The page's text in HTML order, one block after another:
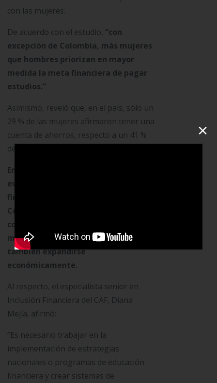
con las mujeres.
De acuerdo con el estudio, “con
excepción de Colombia, más mujeres
que hombres priorizan en mayor
medida la meta financiera de pagar
estudios.”
Asimismo, reveló que, en el país, sólo un
29 % de las mujeres afirmaron tener una
cuenta de ahorros, respecto a un 41 %
de hombres.
En este orden de ideas, se hace
evidente la necesidad de educación
financiera para las mujeres, tanto en
Colombia como en América Latina,
con el fin de que no solo puedan tener
mayor participación financiera, sino
también expandirse
económicamente.
Al respecto, el especialista senior en
Inclusión Financiera del CAF, Diana
Mejía, afirmó:
“Es necesario trabajar en la
implementación de estrategias
nacionales o programas de educación
financiera y crear sistemas de
×